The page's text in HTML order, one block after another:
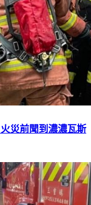
災前聞到濃濃瓦斯